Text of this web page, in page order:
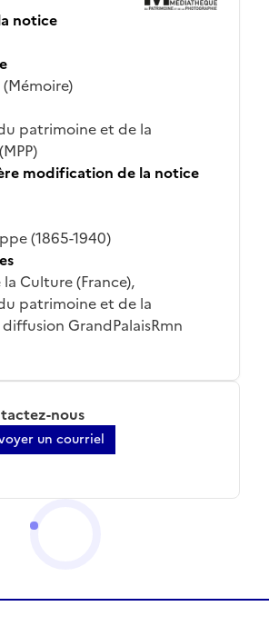
notice
patrimoine et de la
modification de la notice
(1865-1940)
Culture (France),
patrimoine et de la
GrandPalaisRmn
nous
un courriel